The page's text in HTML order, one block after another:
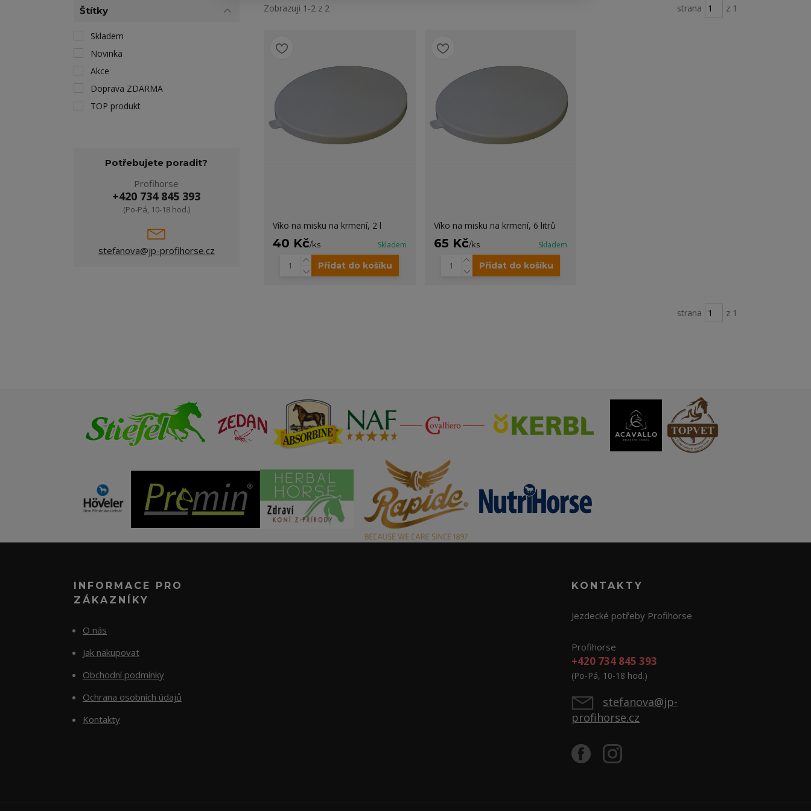
Zobrazuji 1-2 z 2 strana z 1
Víko na misku na krmení, 2 l
40 Kč/ks Skladem
Přidat do košíku
Víko na misku na krmení, 6 litrů
65 Kč/ks Skladem
Přidat do košíku
strana z 1
Štítky
Skladem
Novinka
Akce
Doprava ZDARMA
TOP produkt
Potřebujete poradit?
Profihorse
+420 734 845 393
(Po-Pá, 10-18 hod.)
stefanova@jp-profihorse.cz
INFORMACE PRO
ZÁKAZNÍKY
O nás
Jak nakupovat
Obchodní podmínky
Ochrana osobních údajů
Kontakty
KONTAKTY
Jezdecké potřeby Profihorse
Profihorse
+420 734 845 393
(Po-Pá, 10-18 hod.)
stefanova@jp-
profihorse.cz